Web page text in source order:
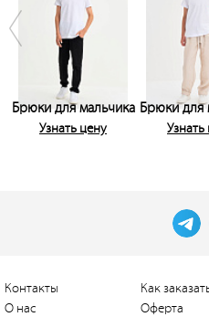
Брюки для мальчика
Узнать цену
Брюки для
Узнать
Контакты
О нас
Как
Оферта